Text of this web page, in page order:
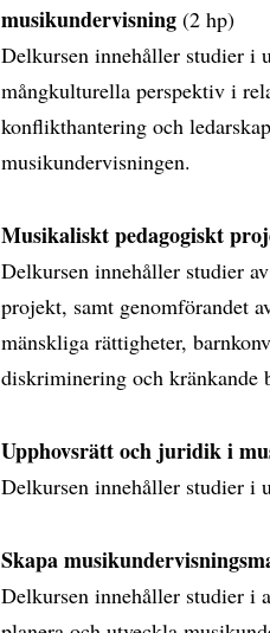
musikundervisning (2 hp)
Delkursen innehåller studier i
mångkulturella perspektiv i
konflikthantering och
musikundervisningen.
Musikaliskt pedagogiskt
Delkursen innehåller studier
projekt, samt genomförandet
mänskliga rättigheter,
diskriminering och
Upphovsrätt och juridik i
Delkursen innehåller studier i
Skapa
Delkursen innehåller studier i